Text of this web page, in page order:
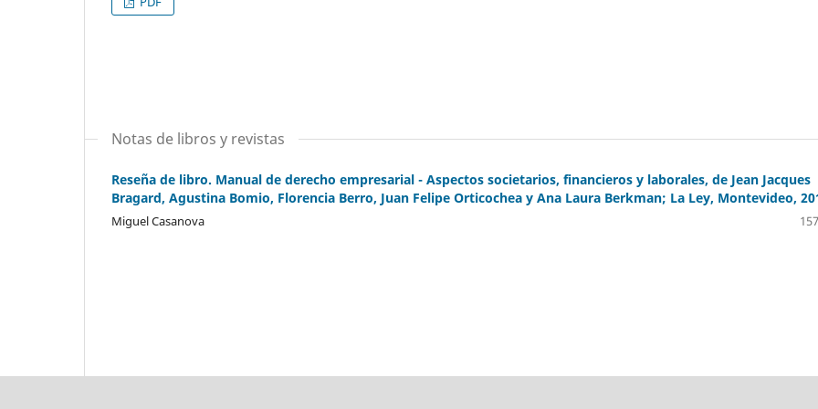
Notas de libros y revistas
Reseña de libro. Manual de derecho empresarial - Aspectos societarios, financieros y laborales, de Jean Jacques
Bragard, Agustina Bomio, Florencia Berro, Juan Felipe Orticochea y Ana Laura Berkman; La Ley, Montevideo,
Miguel Casanova